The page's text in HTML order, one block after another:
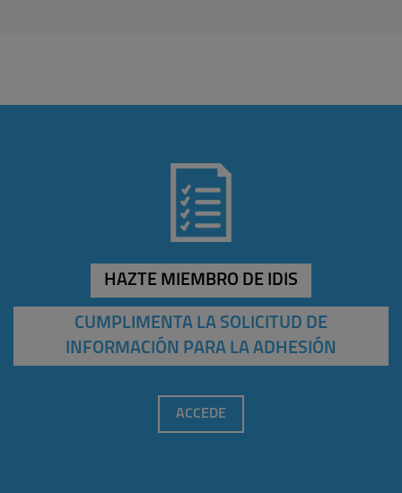
HAZTE MIEMBRO DE IDIS
CUMPLIMENTA LA SOLICITUD DE
INFORMACIÓN PARA LA ADHESIÓN
ACCEDE